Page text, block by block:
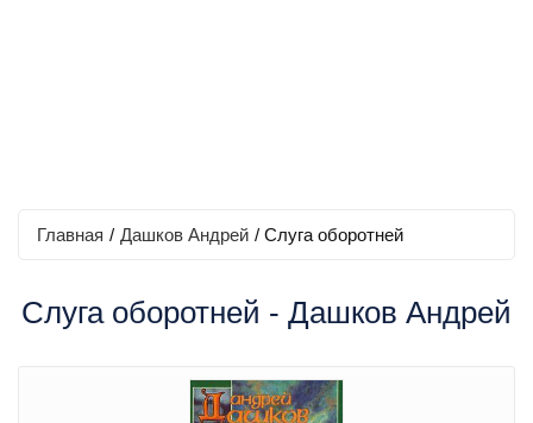
Главная / Дашков Андрей / Слуга оборотней
Слуга оборотней - Дашков Андрей